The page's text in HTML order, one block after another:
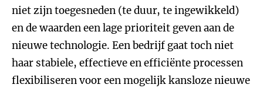
niet zijn toegesneden (te duur, te ingewikkeld)
en de waarden een lage prioriteit geven aan de
nieuwe technologie. Een bedrijf gaat toch niet
haar stabiele, effectieve en efficiënte processen
flexibiliseren voor een mogelijk kansloze nieuwe